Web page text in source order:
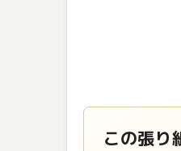
カラー印刷イ
この張り